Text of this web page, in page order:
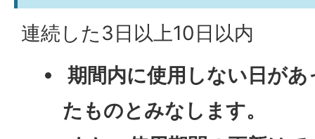
連続した3日以上10日以内
期間内に使用しない日が
たものとみなします。